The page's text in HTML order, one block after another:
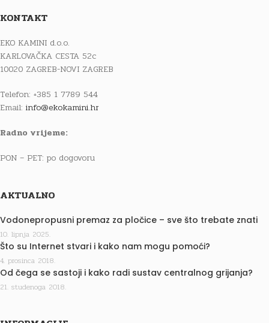
KONTAKT
EKO KAMINI d.o.o.
KARLOVAČKA CESTA 52c
10020 ZAGREB-NOVI ZAGREB
Telefon: +385 1 7789 544
Email: info@ekokamini.hr
Radno vrijeme:
PON – PET: po dogovoru
AKTUALNO
Vodonepropusni premaz za pločice – sve što trebate znati
10. lipnja 2025.
Što su Internet stvari i kako nam mogu pomoći?
4. prosinca 2018.
Od čega se sastoji i kako radi sustav centralnog grijanja?
21. studenoga 2018.